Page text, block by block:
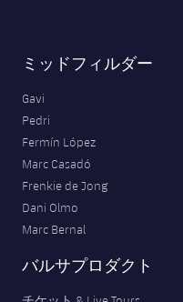
ミッドフィルダー
Gavi
Pedri
Fermín López
Marc Casadó
Frenkie de Jong
Dani Olmo
Marc Bernal
バルサプロダクト